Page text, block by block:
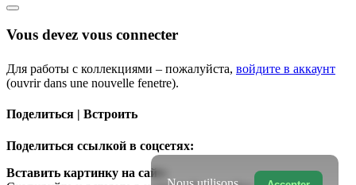
Vous devez vous connecter
Для работы с коллекциями – пожалуйста, войдите в аккаунт
(ouvrir dans une nouvelle fenetre).
Поделиться | Встроить
Поделиться ссылкой в соцсетях:
Вставить картинку на сайт: